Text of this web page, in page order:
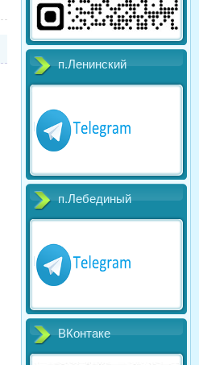
п.Ленинский
п.Лебединый
ВКонтаке